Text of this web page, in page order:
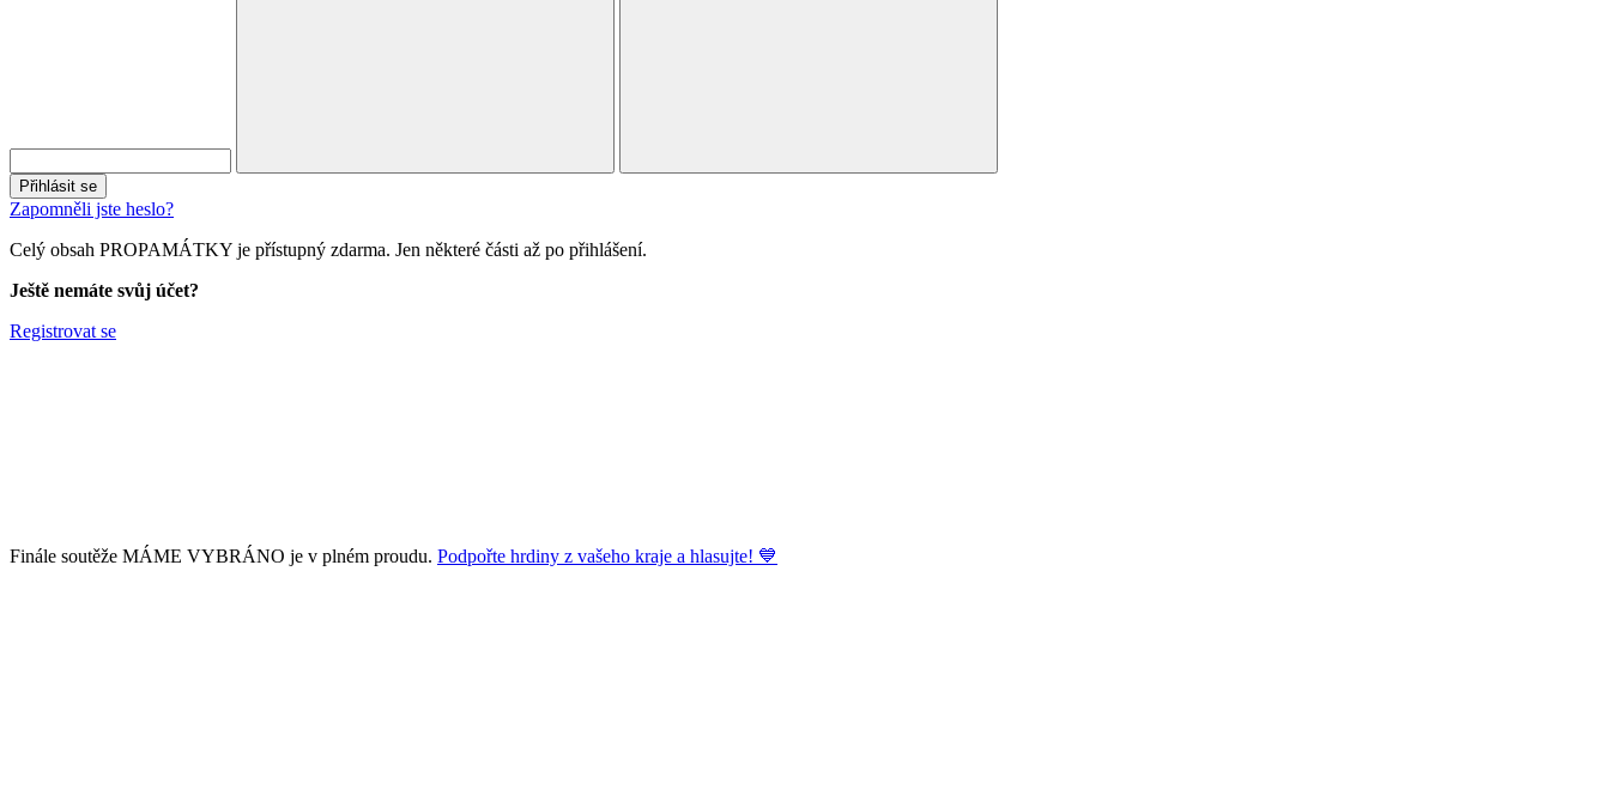
Přihlásit se
Zapomněli jste heslo?
Celý obsah PROPAMÁTKY je přístupný zdarma. Jen některé části až po přihlášení.
Ještě nemáte svůj účet?
Registrovat se
Finále soutěže MÁME VYBRÁNO je v plném proudu. Podpořte hrdiny z vašeho kraje a hlasujte! 💙